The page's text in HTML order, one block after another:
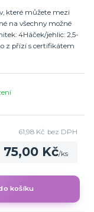
které můžete mezi
na všechny možné
4Háček/jehlic: 2,5-
z přízí s certifikátem
75,00 Kč/ks
61,98 Kč bez DPH
košíku